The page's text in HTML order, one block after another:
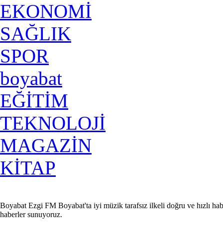
EKONOMİ
SAĞLIK
SPOR
boyabat
EĞİTİM
TEKNOLOJİ
MAGAZİN
KİTAP
Boyabat Ezgi FM Boyabat'ta iyi müzik tarafsız ilkeli doğru ve hızlı
haberler sunuyoruz.